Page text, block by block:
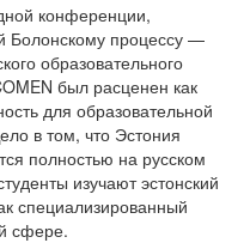
конференции,
Болонскому процессу —
образовательного
был расценен как
для образовательной
в том, что Эстония
полностью на русском
изучают эстонский
специализированный
сфере.